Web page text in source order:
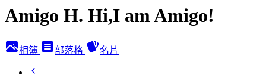
Amigo H. Hi,I am Amigo!
相簿 部落格 名片